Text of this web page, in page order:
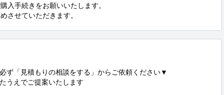
入手続きをお願いいたします。
させていただきます。
ず「見積もりの相談をする」からご依頼ください▼
うえでご提案いたします